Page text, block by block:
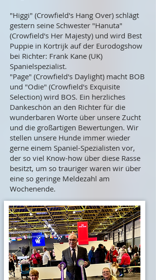
"Higgi" (Crowfield's Hang Over) schlägt
gestern seine Schwester "Hanuta"
(Crowfield's Her Majesty) und wird Best
Puppie in Kortrijk auf der Eurodogshow
bei Richter: Frank Kane (UK)
Spanielspezialist.
"Page" (Crowfield's Daylight) macht BOB
und "Odie" (Crowfield's Exquisite
Selection) wird BOS. Ein herzliches
Dankeschön an den Richter für die
wunderbaren Worte über unsere Zucht
und die großartigen Bewertungen. Wir
stellen unsere Hunde immer wieder
gerne einem Spaniel-Spezialisten vor,
der so viel Know-how über diese Rasse
besitzt, um so trauriger waren wir über
eine so geringe Meldezahl am
Wochenende.